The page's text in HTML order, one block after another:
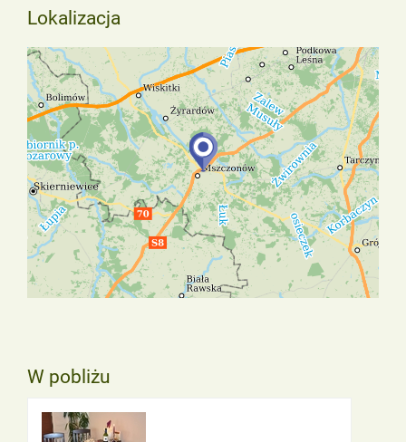
Lokalizacja
W pobliżu